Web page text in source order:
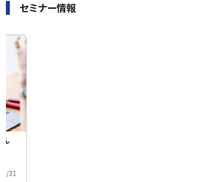
セミナー情報
ん
31